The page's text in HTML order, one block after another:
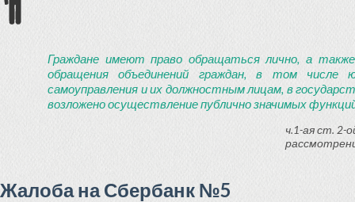
Граждане имеют право обращаться лично, а
обращения объединений граждан, в том числе
самоуправления и их должностным лицам, в
возложено осуществление публично значимых
ч.1-ая ст. 2-
Жалоба на Сбербанк №5